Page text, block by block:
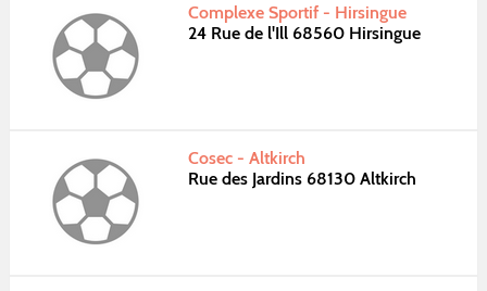
Complexe Sportif - Hirsingue
24 Rue de l'Ill 68560 Hirsingue
Cosec - Altkirch
Rue des Jardins 68130 Altkirch